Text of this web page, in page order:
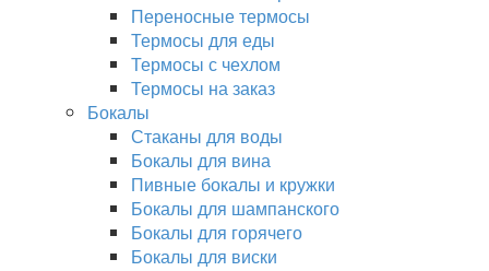
Переносные термосы
Термосы для еды
Термосы с чехлом
Термосы на заказ
Бокалы
Стаканы для воды
Бокалы для вина
Пивные бокалы и кружки
Бокалы для шампанского
Бокалы для горячего
Бокалы для виски